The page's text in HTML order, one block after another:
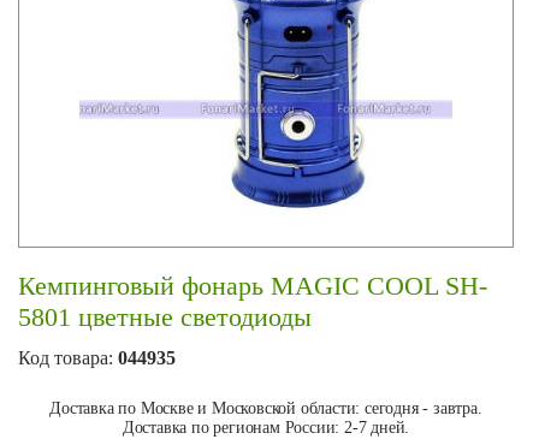
Кемпинговый фонарь MAGIC COOL SH-
5801 цветные светодиоды
Код товара: 044935
Доставка по Москве и Московской области: сегодня - завтра.
Доставка по регионам России: 2-7 дней.